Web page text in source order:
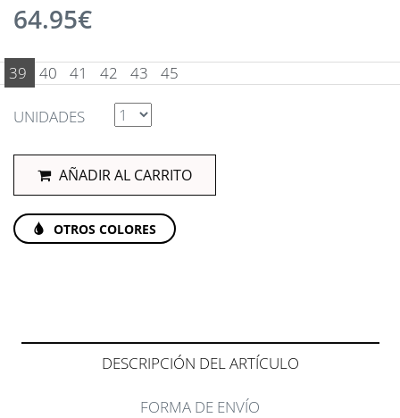
64.95€
39 40 41 42 43 45
UNIDADES
AÑADIR AL CARRITO
OTROS COLORES
DESCRIPCIÓN DEL ARTÍCULO
FORMA DE ENVÍO